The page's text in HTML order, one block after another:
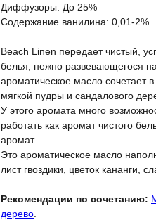
Диффузоры: До 25%
Содержание ванилина: 0,01-2%
Beach Linen передает чистый,
белья, нежно развевающегося
ароматическое масло сочетает
мягкой пудры и сандалового
У этого аромата много
работать как аромат чистого
аромат.
Это ароматическое масло
лист гвоздики, цветок кананги,
Рекомендации по сочетанию:
дерево